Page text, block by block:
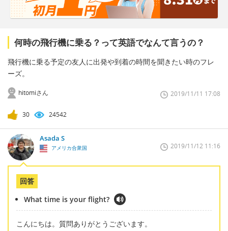
何時の飛行機に乗る？って英語でなんて言うの？
飛行機に乗る予定の友人に出発や到着の時間を聞きたい時のフレ
ーズ。
hitomiさん 2019/11/11 17:08
30 24542
Asada S
アメリカ合衆国 2019/11/12 11:16
回答
What time is your flight?
こんにちは。質問ありがとうございます。